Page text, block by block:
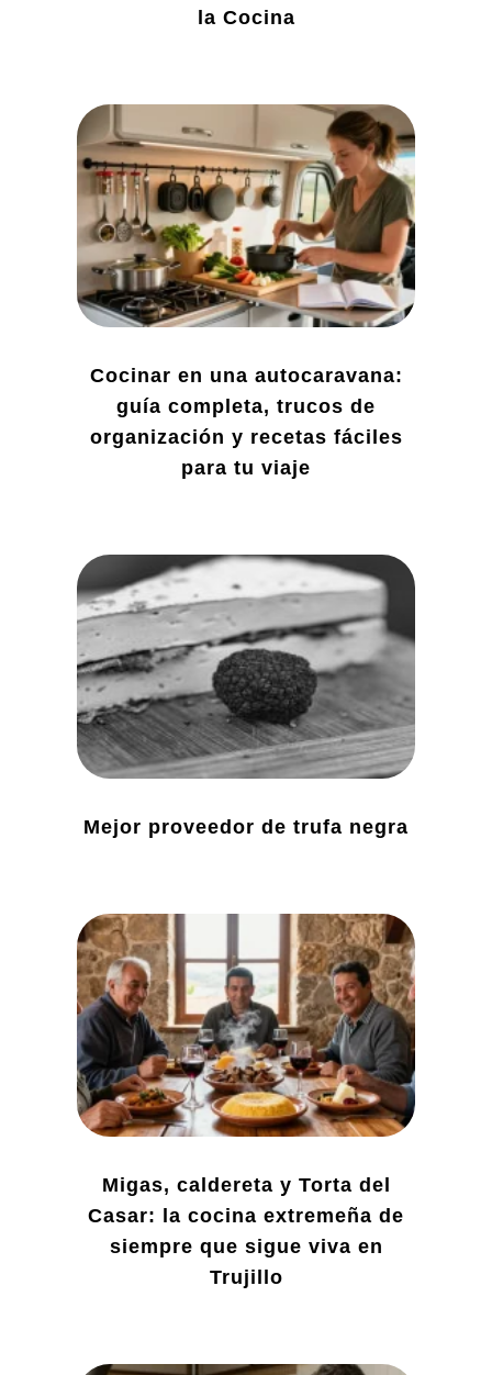
la Cocina
Cocinar en una autocaravana:
guía completa, trucos de
organización y recetas fáciles
para tu viaje
Mejor proveedor de trufa negra
Migas, caldereta y Torta del
Casar: la cocina extremeña de
siempre que sigue viva en
Trujillo